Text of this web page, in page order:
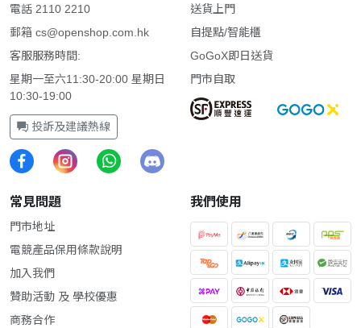
電話 2110 2210
郵箱 cs@openshop.com.hk
客服服務時間:
星期一至六11:30-20:00 星期日
10:30-19:00
投訴及建議熱線
送貨上門
自提點/智能櫃
GoGoX即日送貨
門市自取
常見問題
門市地址
電競產品保用條款說明
加入我們
贊助活動 及 學校優惠
商務合作
我們使用